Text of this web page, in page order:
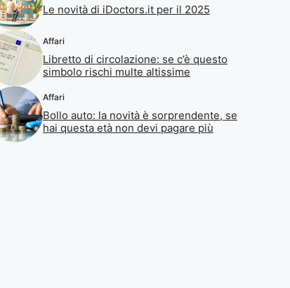
Le novità di iDoctors.it per il 2025
Affari
Libretto di circolazione: se c’è questo
simbolo rischi multe altissime
Affari
Bollo auto: la novità è sorprendente, se
hai questa età non devi pagare più